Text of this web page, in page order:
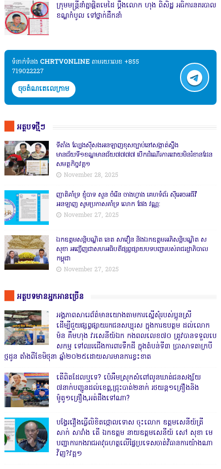
ក្រុមមន្ត្រីនាំគ្នាផ្ដិតមេដៃ ប្ដឹងលោក ហុង ពិសិដ្ឋ អធិការនគរបាល
ខណ្ឌកំបូល ទៅថ្នាក់ដឹកនាំ
ទំនាក់ទំនង​​ CHRTVONLINE តាមរយៈលេខ +855
719022227
ចុចតំណតេលេក្រាម
អត្ថបទថ្មីៗ
ទីតាំង ល្បែងស៊ីសងអនឡាញខុសច្បាប់នៅសង្កាត់សឹ្ចង
មានជ័យទី១ខណ្ឌមានជ័យ៧៧៧៧ បើកដំណើរការដោយមិនរំខានដែន
សមត្ថកិច្ចវគ្គ១
November 28, 2025
ញាតិគាំទ្រ ខ្ញុំបាទ សួន ចំរើន ចាងហ្វាង គេហទំព័រ ស៊ីអេចអធីវី
អនឡាញ សូមប្រកាសគាំទ្រ លោក ផែង វណ្ណ:
November 27, 2025
ឯកឧត្តមសន្តិបណ្ឌិត នេត សាវឿន និងឯកឧត្តមអភិសន្តិបណ្ឌិត ស
សុខា អញ្ជើញជាសហអធិបតីផ្សព្វផ្សាយបទបញ្ជារបស់រាជរដ្ឋាភិបាល
កម្ពុជា
November 27, 2025
អត្ថបទមានអ្នកអានច្រើន
អង្គភាពសារេព័ត៌មានយោងតាមការស្នើសុំរបស់ប្អូនស្រី
ដើម្បីជួយផ្សព្វផ្សាយរកជនសប្បុរស ក្នុងការឧបត្ថម ដល់លោក
ម៉ន គឹមហុង វរសេនីយ៍ឯក កងពលលេខ៧០ ត្រូវបានទទួលបេ
សកម្ម ទៅឈរជើងការពារទឹកដី ក្នុងតំបន់ទី៣ ប្រាសាទតាក្របី
ថ្មដូន តាំងពីខែមិថុនា ឆ្នាំ២០២៥ដោយសារមានការខ្វះខាត
តើពិតដែលឬទេ? ប៉េអឹមស្រុកសំពៅលូនឃាត់ជនសង្ស័យ
៧នាក់បញ្ជូនដល់ខេត្ត,ជ្រុះបាត់២នាក់ រថយន្ត១គ្រឿងនិង
ម៉ូតូ១គ្រឿង,អត់ដឹងទៅណា?
បង្វែររឿងធ្វើលិខិតថ្កោលទោស ចុះលោក ឧត្តមសេនីយ៍ត្រី
សាក់ សារាំង តើ ឯកឧត្តម នាយឧត្តមសេនីយ៍ សៅ សុខា មេ
បញ្ជាការកងរាជអាវុធហត្ថលើផ្ទៃប្រទេសចាត់វិធានការយ៉ាងណា
វិញ?វគ្គ១